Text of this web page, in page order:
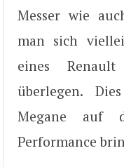
Messer wie
man sich
eines
überlegen.
Megane auf
Performance